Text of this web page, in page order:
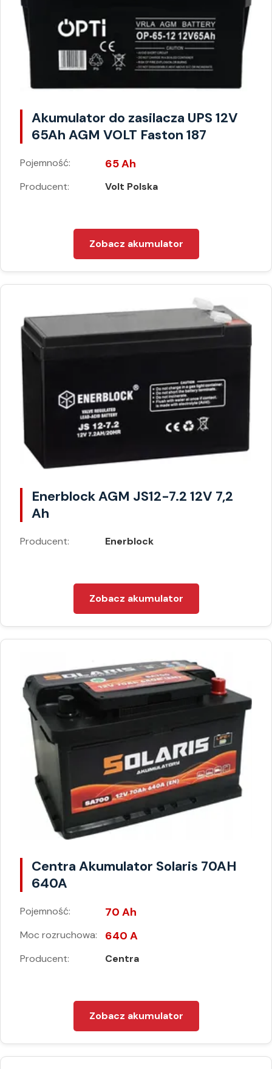
Akumulator do zasilacza UPS 12V
65Ah AGM VOLT Faston 187
Pojemność: 65 Ah
Producent: Volt Polska
Zobacz akumulator
Enerblock AGM JS12-7.2 12V 7,2
Ah
Producent: Enerblock
Zobacz akumulator
Centra Akumulator Solaris 70AH
640A
Pojemność: 70 Ah
Moc rozruchowa: 640 A
Producent: Centra
Zobacz akumulator